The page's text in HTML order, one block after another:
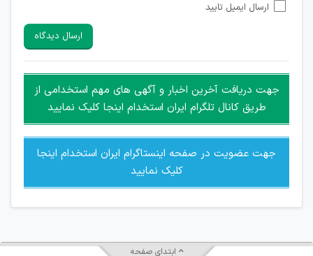
امکان تأیید نظرات کاربرانی که به هر طریقی قصد مأیوس کردن
هرگونه تحریک، تحقیر و کنایه به سایر افراد (مسئول و غیر مسئول)
غیر مجاز می باشد.
امکان هماهنگی برای هرگونه ملاقات حضوری چه به صورت دسته
جمعی و چه فردی توسط کاربران سایت وجود ندارد.
ارسال ایمیل تایید
ارسال دیدگاه
جهت دریافت آخرین اخبار و آگهی های مهم استخدامی از
طریق کانال تلگرام ایران استخدام اینجا کلیک نمایید
جهت عضویت در صفحه اینستاگرام ایران استخدام اینجا
کلیک نمایید
ابتدای صفحه